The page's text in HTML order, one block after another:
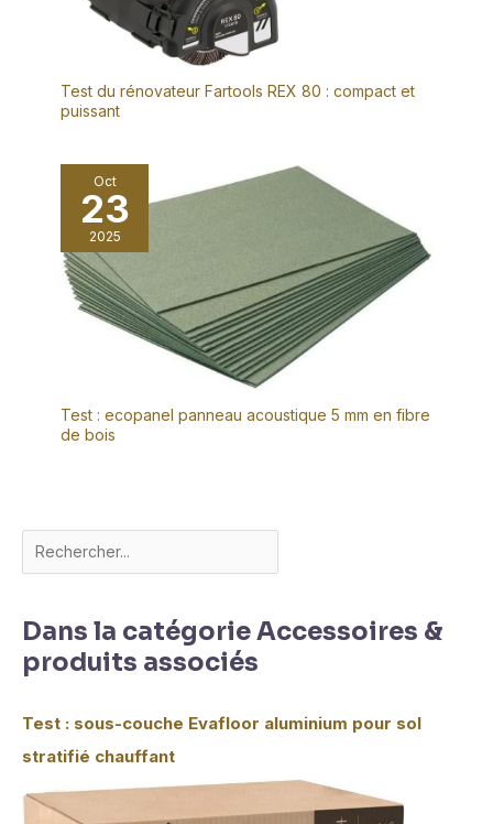
Test du rénovateur Fartools REX 80 : compact et
puissant
Oct
23
2025
Test : ecopanel panneau acoustique 5 mm en fibre
de bois
Dans la catégorie Accessoires &
produits associés
Test : sous-couche Evafloor aluminium pour sol
stratifié chauffant